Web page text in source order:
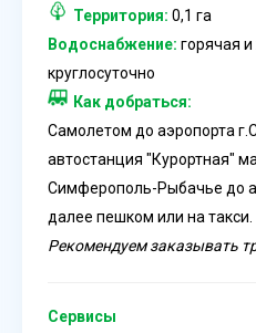
Территория: 0,1 га
Водоснабжение: горячая
круглосуточно
Как добраться:
Самолетом до аэропорта
автостанция "Курортная"
Симферополь-Рыбачье до
далее пешком или на такси.
Рекомендуем заказывать
Сервисы